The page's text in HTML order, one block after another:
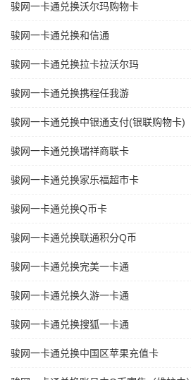
骏网一卡通兑换沃尔玛购物卡
骏网一卡通兑换和信通
骏网一卡通兑换拉卡拉沃尔玛
骏网一卡通兑换携程任我游
骏网一卡通兑换中银通支付(银联购物卡)
骏网一卡通兑换瑞祥商联卡
骏网一卡通兑换家乐福超市卡
骏网一卡通兑换Q币卡
骏网一卡通兑换联通积分Q币
骏网一卡通兑换完美一卡通
骏网一卡通兑换久游一卡通
骏网一卡通兑换搜狐一卡通
骏网一卡通兑换中国区苹果充值卡